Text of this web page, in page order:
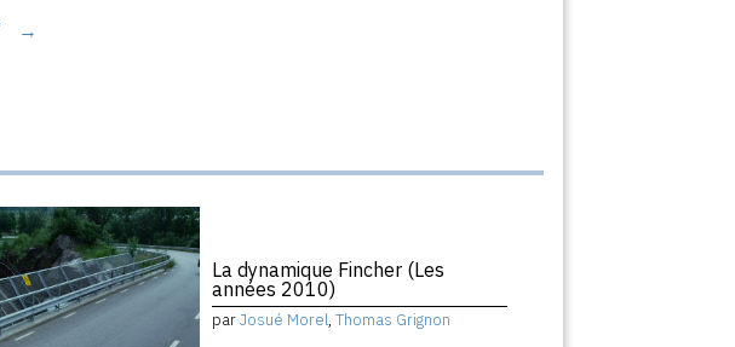
→
La dynamique Fincher (Les
années 2010)
parJosué Morel, Thomas Grignon